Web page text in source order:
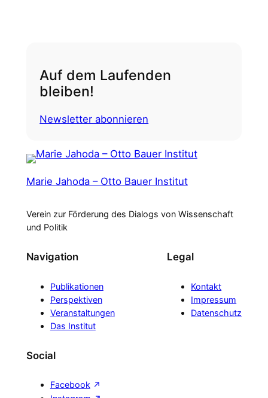
Auf dem Laufenden
bleiben!
Newsletter abonnieren
Marie Jahoda – Otto Bauer Institut
Verein zur Förderung des Dialogs von Wissenschaft
und Politik
Navigation
Publikationen
Perspektiven
Veranstaltungen
Das Institut
Legal
Kontakt
Impressum
Datenschutz
Social
Facebook